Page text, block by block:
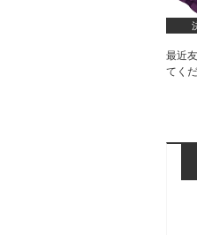
最近
てく